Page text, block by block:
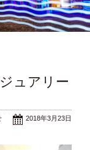
ュアリー
2018年3月23日